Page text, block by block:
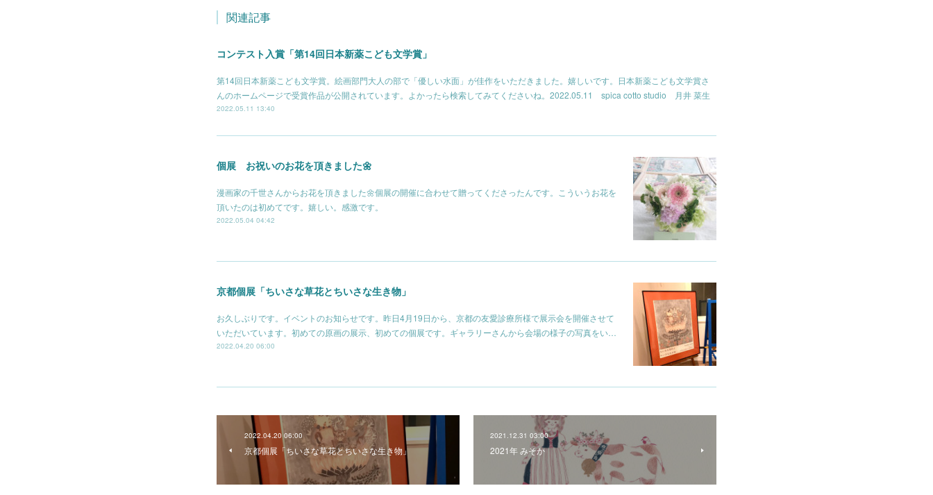
関連記事
コンテスト入賞「第14回日本新薬こども文学賞」
第14回日本新薬こども文学賞。絵画部門大人の部で「優しい水面」が佳作をいただきました。嬉しいです。日本新薬こども文学賞さ
んのホームページで受賞作品が公開されています。よかったら検索してみてくださいね。2022.05.11 spica cotto studio 月井 菜生
2022.05.11 13:40
個展 お祝いのお花を頂きました🌼
漫画家の千世さんからお花を頂きました🌼個展の開催に合わせて贈ってくださったんです。こういうお花を
頂いたのは初めてです。嬉しい。感激です。
2022.05.04 04:42
京都個展「ちいさな草花とちいさな生き物」
お久しぶりです。イベントのお知らせです。昨日4月19日から、京都の友愛診療所様で展示会を開催させて
いただいています。初めての原画の展示、初めての個展です。ギャラリーさんから会場の様子の写真をい…
2022.04.20 06:00
2022.04.20 06:00
京都個展「ちいさな草花とちいさな生き物」
2021.12.31 03:00
2021年 みそか